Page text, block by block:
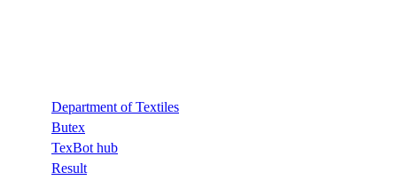
Department of Textiles
Butex
TexBot hub
Result